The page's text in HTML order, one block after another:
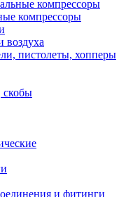
компрессоры
компрессоры
воздуха
пистолеты, хопперы
скобы
и фитинги